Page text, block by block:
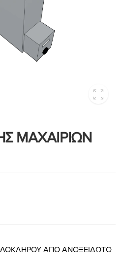
ΜΑΧΑΙΡΙΩΝ
ΑΠΟ ΑΝΟΞΕΙΔΩΤΟ